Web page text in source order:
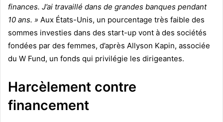
finances. J’ai travaillé dans de grandes banques pendant
10 ans. » Aux États-Unis, un pourcentage très faible des
sommes investies dans des start-up vont à des sociétés
fondées par des femmes, d’après Allyson Kapin, associée
du W Fund, un fonds qui privilégie les dirigeantes.
Harcèlement contre
financement